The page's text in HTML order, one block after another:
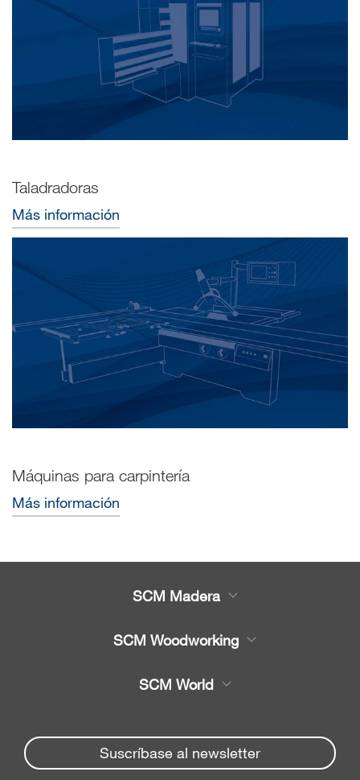
Taladradoras
Más información
Máquinas para carpintería
Más información
SCM Madera
Recambios
Empresa
SCM Woodworking
Seccionadoras
SCM World
Spare parts service
Suscríbase al newsletter